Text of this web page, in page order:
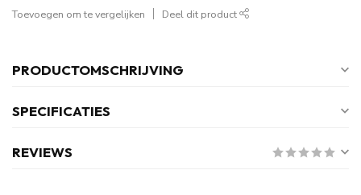
Toevoegen om te vergelijken Deel dit product
PRODUCTOMSCHRIJVING
SPECIFICATIES
REVIEWS